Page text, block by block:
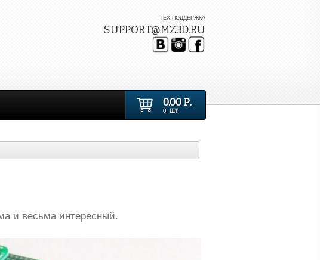
ТЕХ.ПОДДЕРЖКА
SUPPORT@MZ3D.RU
0.00 Р.
0 ШТ
и весьма интересный.